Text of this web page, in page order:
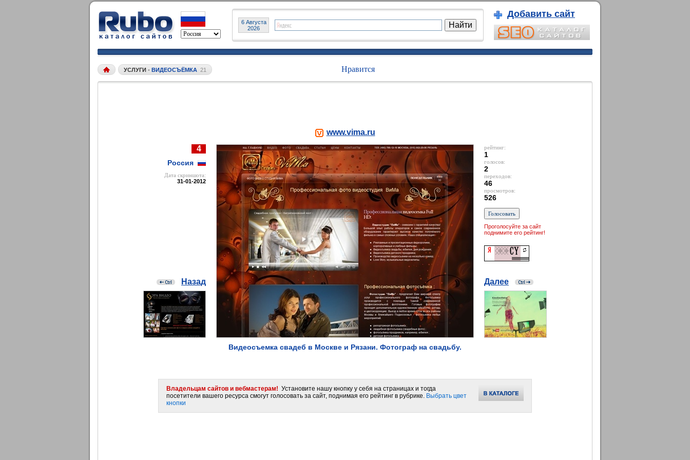
6 Августа
2026
Добавить сайт
УСЛУГИ • ВИДЕОСЪЁМКА 21 Нравится
4
Россия
Дата cкриншота:
31-01-2012
Назад
www.vima.ru
Видеосъемка свадеб в Москве и Рязани. Фотограф на свадьбу.
рейтинг:
1
голосов:
2
переходов:
46
просмотров:
526
Проголосуйте за сайт
поднимите его рейтинг!
Далее
Владельцам сайтов и вебмастерам! Установите нашу кнопку у себя на страницах и тогда
посетители вашего ресурса смогут голосовать за сайт, поднимая его рейтинг в рубрике. Выбрать цвет
кнопки